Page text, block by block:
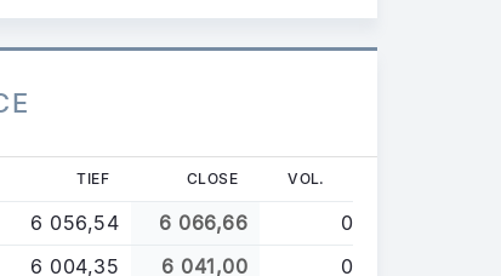
TIEF CLOSE VOL.
6 056,54 6 066,66
0
6 004,35 6 041,00
0